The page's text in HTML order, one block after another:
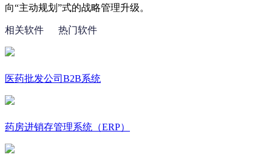
向“主动规划”式的战略管理升级。
相关软件 热门软件
医药批发公司B2B系统
药房进销存管理系统（ERP）